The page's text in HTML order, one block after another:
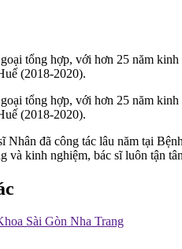
tổng hợp, với hơn 25 năm
(2018-2020).
tổng hợp, với hơn 25 năm
(2018-2020).
Nhân đã công tác lâu năm tại
và kinh nghiệm, bác sĩ luôn tận
Sài Gòn Nha Trang